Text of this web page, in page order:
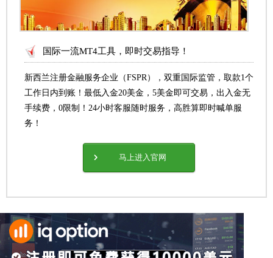
国际一流MT4工具，即时交易指导！
新西兰注册金融服务企业（FSPR），双重国际监管，取款1个
工作日内到账！最低入金20美金，5美金即可交易，出入金无
手续费，0限制！24小时客服随时服务，高胜算即时喊单服
务！
马上进入官网